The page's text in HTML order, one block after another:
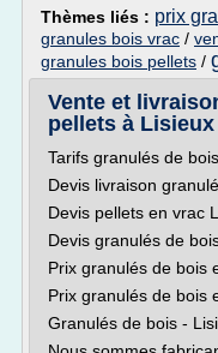
Thèmes liés : prix
granules bois vrac /
granules bois pellets /
Vente et
pellets à Lisieux
Tarifs granulés de
Devis livraison
Devis pellets en vrac
Devis granulés de
Prix granulés de bois
Prix granulés de bois
Granulés de bois -